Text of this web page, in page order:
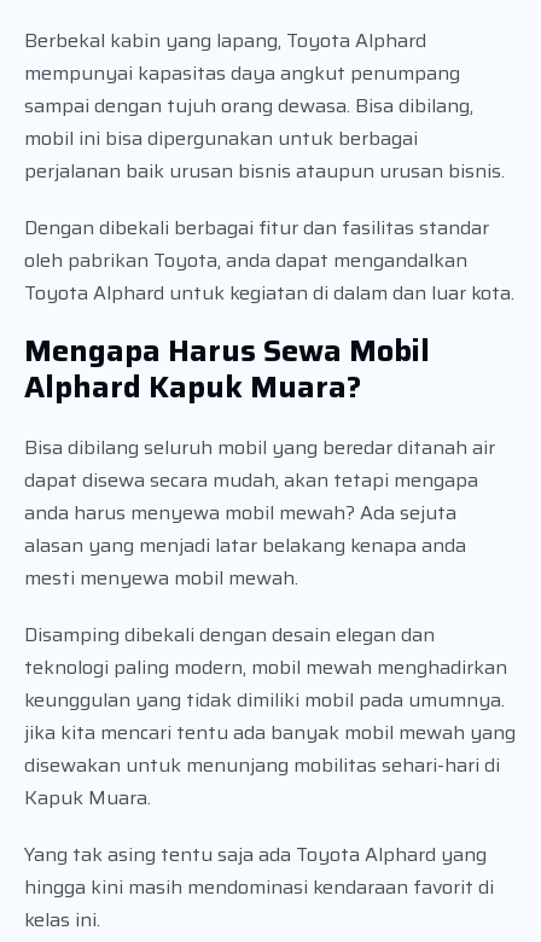
Berbekal kabin yang lapang, Toyota Alphard
mempunyai kapasitas daya angkut penumpang
sampai dengan tujuh orang dewasa. Bisa dibilang,
mobil ini bisa dipergunakan untuk berbagai
perjalanan baik urusan bisnis ataupun urusan bisnis.
Dengan dibekali berbagai fitur dan fasilitas standar
oleh pabrikan Toyota, anda dapat mengandalkan
Toyota Alphard untuk kegiatan di dalam dan luar kota.
Mengapa Harus Sewa Mobil
Alphard Kapuk Muara?
Bisa dibilang seluruh mobil yang beredar ditanah air
dapat disewa secara mudah, akan tetapi mengapa
anda harus menyewa mobil mewah? Ada sejuta
alasan yang menjadi latar belakang kenapa anda
mesti menyewa mobil mewah.
Disamping dibekali dengan desain elegan dan
teknologi paling modern, mobil mewah menghadirkan
keunggulan yang tidak dimiliki mobil pada umumnya.
jika kita mencari tentu ada banyak mobil mewah yang
disewakan untuk menunjang mobilitas sehari-hari di
Kapuk Muara.
Yang tak asing tentu saja ada Toyota Alphard yang
hingga kini masih mendominasi kendaraan favorit di
kelas ini.